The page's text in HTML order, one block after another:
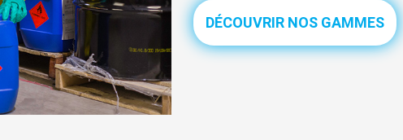
DÉCOUVRIR NOS GAMMES